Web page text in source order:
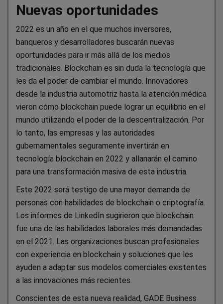
Nuevas oportunidades
2022 es un año en el que muchos inversores,
banqueros y desarrolladores buscarán nuevas
oportunidades para ir más allá de los medios
tradicionales. Blockchain es sin duda la tecnología que
les da el poder de cambiar el mundo. Innovadores
desde la industria automotriz hasta la atención médica
vieron cómo blockchain puede lograr un equilibrio en el
mundo utilizando el poder de la descentralización. Por
lo tanto, las empresas y las autoridades
gubernamentales seguramente invertirán en
tecnología blockchain en 2022 y allanarán el camino
para una transformación masiva de esta industria.
Este 2022 será testigo de una mayor demanda de
personas con habilidades de blockchain o criptografía.
Los informes de LinkedIn sugirieron que blockchain
fue una de las habilidades laborales más demandadas
en el 2021. Las organizaciones buscan profesionales
con experiencia en blockchain y soluciones que les
ayuden a adaptar sus modelos comerciales existentes
a las innovaciones más recientes.
Conscientes de esta nueva realidad, GADE Business